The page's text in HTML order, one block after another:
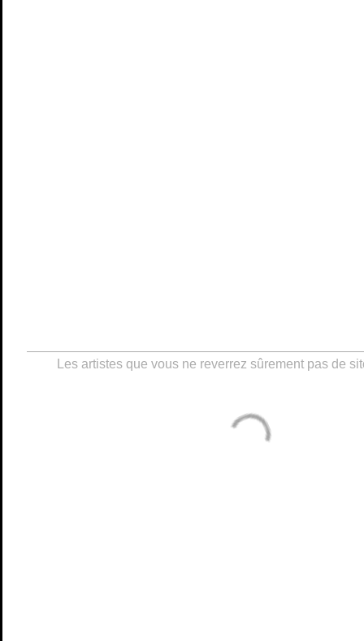
Les artistes que vous ne reverrez sûrement pas de